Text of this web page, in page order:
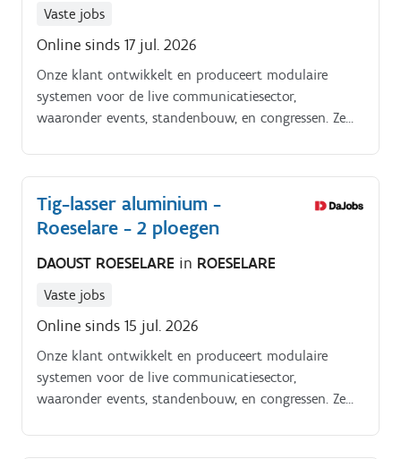
Vaste jobs
Online sinds 17 jul. 2026
Onze klant ontwikkelt en produceert modulaire
systemen voor de live communicatiesector,
waaronder events, standenbouw, en congressen. Ze
internationalisatie.
Tig-lasser aluminium -
Roeselare - 2 ploegen
DAOUST ROESELARE in ROESELARE
Vaste jobs
Online sinds 15 jul. 2026
Onze klant ontwikkelt en produceert modulaire
systemen voor de live communicatiesector,
waaronder events, standenbouw, en congressen. Ze